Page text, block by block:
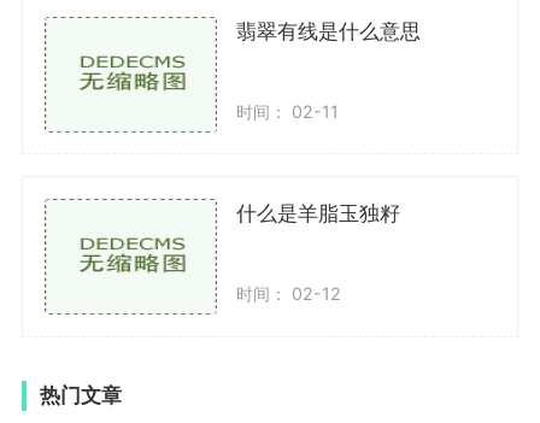
在进行鉴定时，还需要考察玉石的内部结构。玉石
的内部结构包括蜡状、寒痕、细纹和润色等。蜡状是指
玉石断面上的一种特殊纹理，很多仿冒品很难复制这种
特殊的纹理；而寒痕则是指玉石表面或内部的一种冻结
爱好者常用的手法，用以修饰新产玉石，使其呈现老玉
的外观。
在鉴定老玉真假时，还需要掌握一些专业知识。例
技术和手法。这些知识对于鉴别真伪非常重要。还可以
参考一些权威的资料和专家的意见，以提高鉴定的准确
翡翠有线是什么意思
时间： 02-11
什么是羊脂玉独籽
时间： 02-12
热门文章